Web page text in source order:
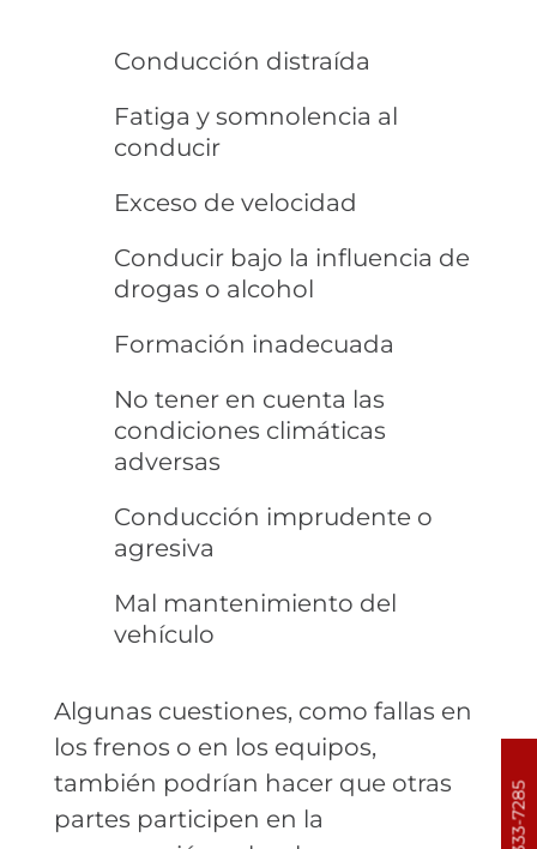
Conducción distraída
Fatiga y somnolencia al
conducir
Exceso de velocidad
Conducir bajo la influencia de
drogas o alcohol
Formación inadecuada
No tener en cuenta las
condiciones climáticas
adversas
Conducción imprudente o
agresiva
Mal mantenimiento del
vehículo
Algunas cuestiones, como fallas en
los frenos o en los equipos,
también podrían hacer que otras
partes participen en la